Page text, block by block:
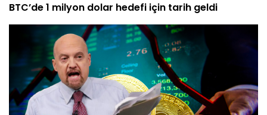
BTC’de 1 milyon dolar hedefi için tarih geldi